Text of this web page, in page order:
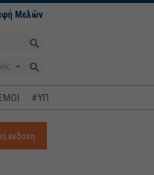
Μελών
#ΥΠΟΚΛΟΠΕΣ
έκδοση